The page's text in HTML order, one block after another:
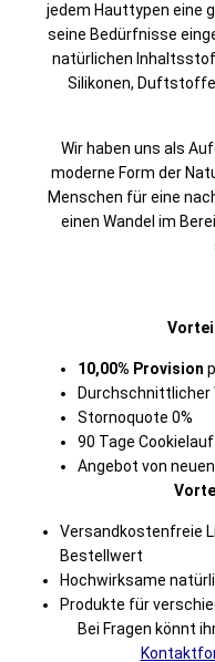
jedem Hauttypen eine
seine Bedürfnisse
natürlichen
Silikonen,
Wir haben uns als
moderne Form der
Menschen für eine
einen Wandel im
10,00% Provision
Durchschnittlicher
Stornoquote 0%
90 Tage
Angebot von
Versandkostenfreie
Bestellwert
Hochwirksame
Produkte für
Bei Fragen könnt